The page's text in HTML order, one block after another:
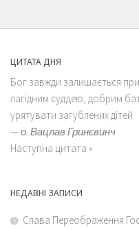
ЦИТАТА ДНЯ
Бог завжди залишається
лагідним суддею, добрим
урятувати загублених дітей
—о. Вацлав Гринєвинч
Наступна цитата »
НЕДАВНІ ЗАПИСИ
Слава Переображення